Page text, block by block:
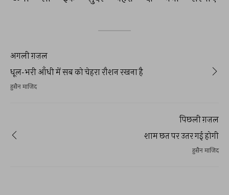
अगली ग़ज़ल
धूल-भरी आँधी में सब को चेहरा रौशन रखना है
हुसैन माजिद
पिछली ग़ज़ल
शाम छत पर उतर गई होगी
हुसैन माजिद